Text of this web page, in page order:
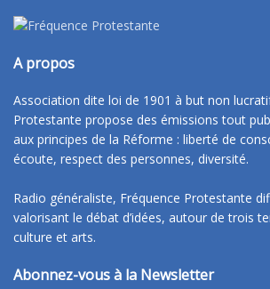
A propos
Association dite loi de 1901 à but non
Protestante propose des émissions tout
aux principes de la Réforme : liberté de
écoute, respect des personnes, diversité.
Radio généraliste, Fréquence Protestante
valorisant le débat d’idées, autour de trois
culture et arts.
Abonnez-vous à la Newsletter